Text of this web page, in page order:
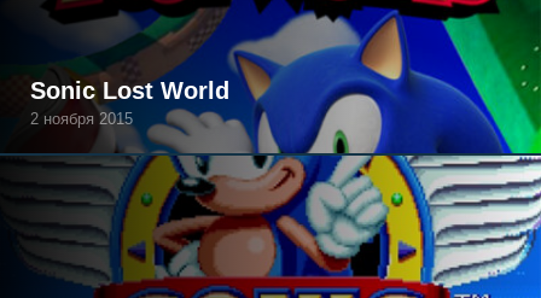
Sonic Lost World
2 ноября 2015